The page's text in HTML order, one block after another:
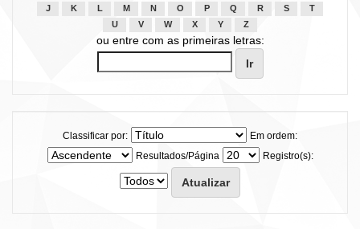
J
K L M N O P Q R S
T
U
V W X Y Z
ou entre com as primeiras letras:
Classificar por:
Em ordem:
Resultados/Página
Registro(s):